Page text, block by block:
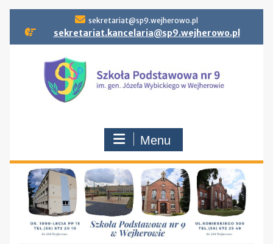
to
sekretariat@sp9.wejherowo.pl
sekretariat.kancelaria@sp9.wejherowo.pl
Menu